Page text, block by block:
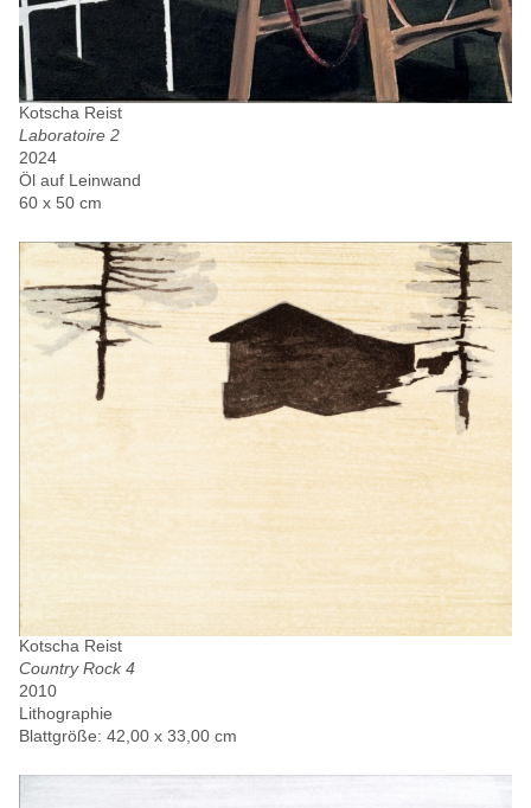
Kotscha Reist
Laboratoire 2
2024
Öl auf Leinwand
60 x 50 cm
Kotscha Reist
Country Rock 4
2010
Lithographie
Blattgröße: 42,00 x 33,00 cm